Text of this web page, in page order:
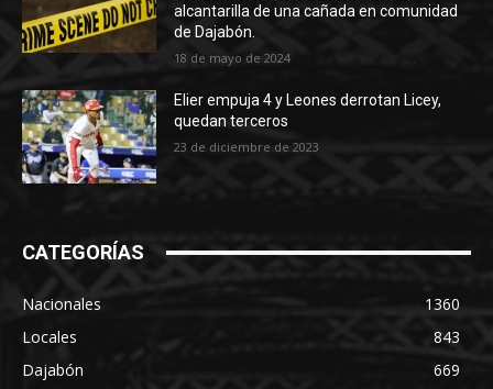
alcantarilla de una cañada en comunidad
de Dajabón.
18 de mayo de 2024
Elier empuja 4 y Leones derrotan Licey,
quedan terceros
23 de diciembre de 2023
CATEGORÍAS
Nacionales
1360
Locales
843
Dajabón
669